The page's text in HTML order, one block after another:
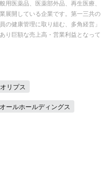
医薬品、医薬部外品、再生医療、
展開している企業です。第一三共の
の健康管理に取り組む、多角経営」
り巨額な売上高・営業利益となって
リプス
ールホールディングス